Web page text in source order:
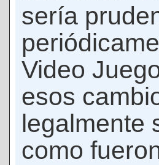
sería
Video
esos
legalmente
como